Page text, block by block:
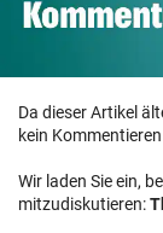
Da dieser Artikel
kein
Wir laden Sie ein,
mitzudiskutieren: